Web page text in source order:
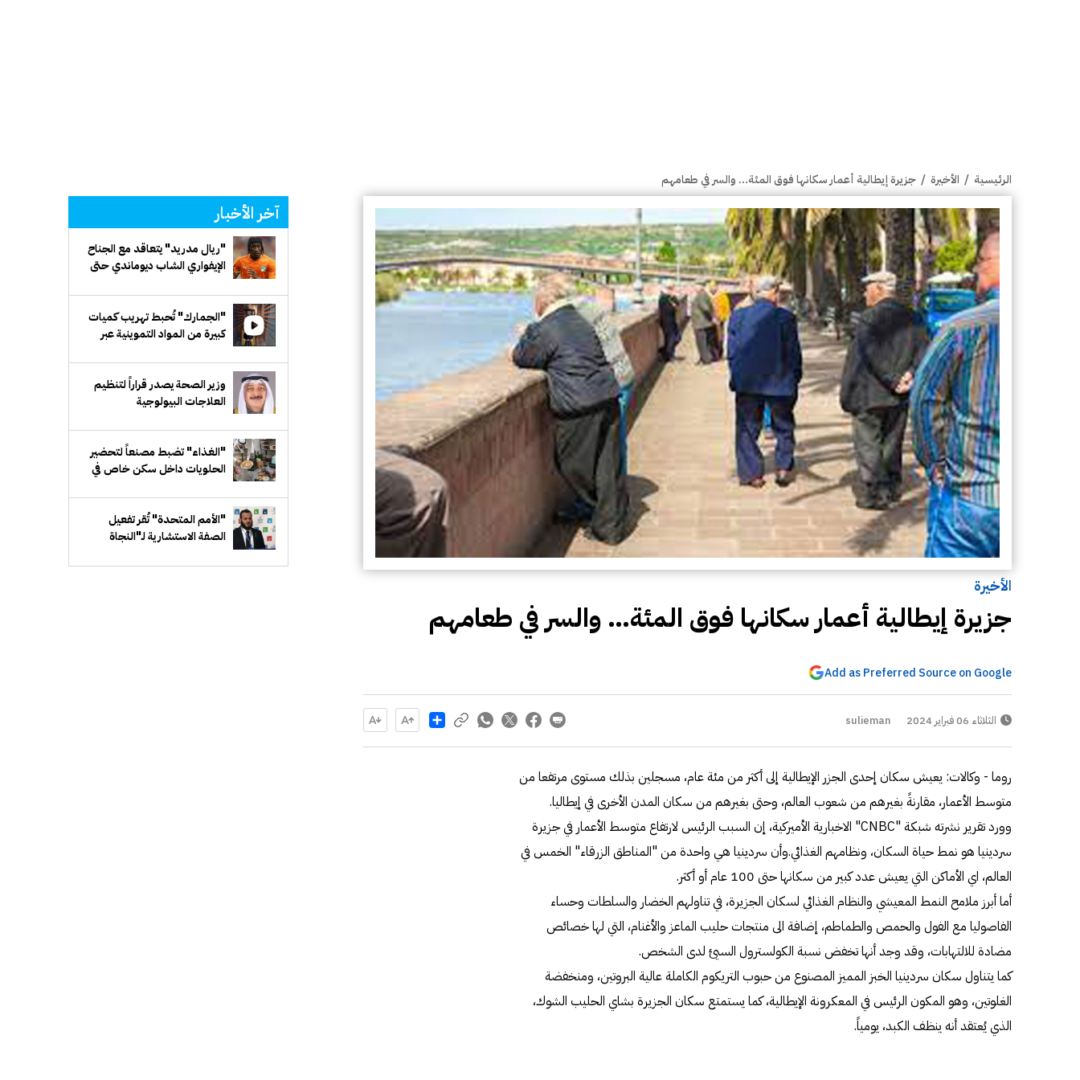
الرئيسية / الأخيرة / جزيرة إيطالية أعمار سكانها فوق المئة… والسر في طعامهم
الأخيرة
جزيرة إيطالية أعمار سكانها فوق المئة… والسر في طعامهم
Add as Preferred Source on Google
الثلاثاء 06 فبراير 2024 sulieman
Share
روما - وكالات: يعيش سكان إحدى الجزر الإيطالية إلى أكثر من مئة عام، مسجلين بذلك مستوى مرتفعا من
متوسط الأعمار، مقارنةً بغيرهم من شعوب العالم، وحتى بغيرهم من سكان المدن الأخرى في إيطاليا.
وورد تقرير نشرته شبكة "CNBC" الاخبارية الأميركية، إن السبب الرئيس لارتفاع متوسط الأعمار في جزيرة
سردينيا هو نمط حياة السكان، ونظامهم الغذائي.وأن سردينيا هي واحدة من "المناطق الزرقاء" الخمس في
العالم، اي الأماكن التي يعيش عدد كبير من سكانها حتى 100 عام أو أكثر.
أما أبرز ملامح النمط المعيشي والنظام الغذائي لسكان الجزيرة، في تناولهم الخضار والسلطات وحساء
الفاصوليا مع الفول والحمص والطماطم، إضافة الى منتجات حليب الماعز والأغنام، التي لها خصائص
مضادة للالتهابات، وقد وجد أنها تخفض نسبة الكولسترول السيئ لدى الشخص.
كما يتناول سكان سردينيا الخبز المميز المصنوع من حبوب التريكوم الكاملة عالية البروتين، ومنخفضة
الغلوتين، وهو المكون الرئيس في المعكرونة الإيطالية، كما يستمتع سكان الجزيرة بشاي الحليب الشوك،
الذي يُعتقد أنه ينظف الكبد، يومياً.
آخر الأخبار
"ريال مدريد" يتعاقد مع الجناح
الإيفواري الشاب ديوماندي حتى
"الجمارك" تُحبط تهريب كميات
كبيرة من المواد التموينية عبر
وزير الصحة يصدر قراراً لتنظيم
العلاجات البيولوجية
"الغذاء" تضبط مصنعاً لتحضير
الحلويات داخل سكن خاص في
"الأمم المتحدة" تُقر تفعيل
الصفة الاستشارية لـ"النجاة